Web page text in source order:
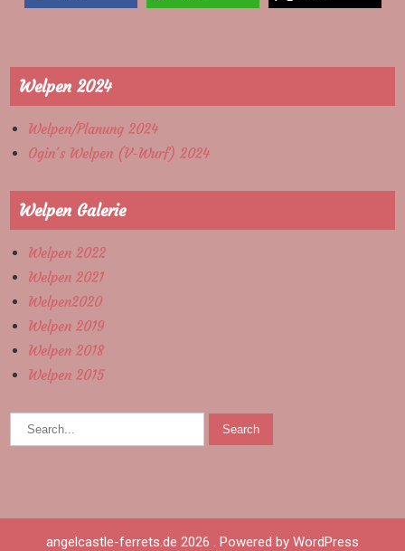
Welpen 2024
Welpen/Planung 2024
Ogin´s Welpen (V-Wurf) 2024
Welpen Galerie
Welpen 2022
Welpen 2021
Welpen2020
Welpen 2019
Welpen 2018
Welpen 2015
angelcastle-ferrets.de 2026 . Powered by WordPress